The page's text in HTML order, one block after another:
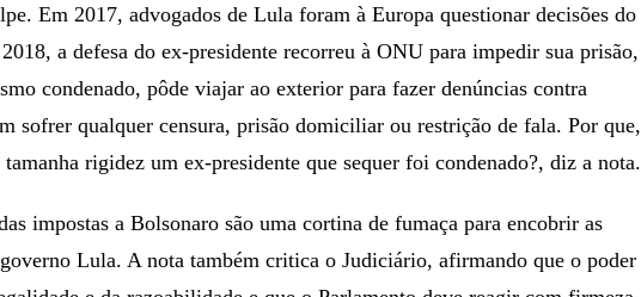
Em 2017, advogados de Lula foram à Europa questionar decisões do
a defesa do ex-presidente recorreu à ONU para impedir sua prisão,
condenado, pôde viajar ao exterior para fazer denúncias contra
sofrer qualquer censura, prisão domiciliar ou restrição de fala. Por que,
rigidez um ex-presidente que sequer foi condenado?, diz a nota.
impostas a Bolsonaro são uma cortina de fumaça para encobrir as
Lula. A nota também critica o Judiciário, afirmando que o poder